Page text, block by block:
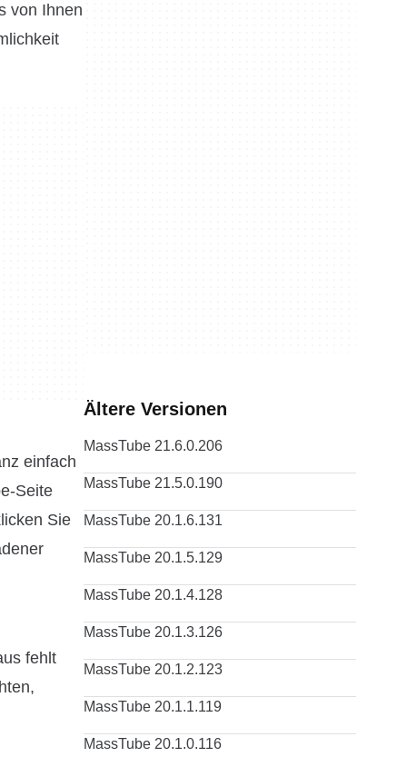
von Ihnen
einfach
Seite
Sie
fehlt
Ältere Versionen
MassTube 21.6.0.206
MassTube 21.5.0.190
MassTube 20.1.6.131
MassTube 20.1.5.129
MassTube 20.1.4.128
MassTube 20.1.3.126
MassTube 20.1.2.123
MassTube 20.1.1.119
MassTube 20.1.0.116